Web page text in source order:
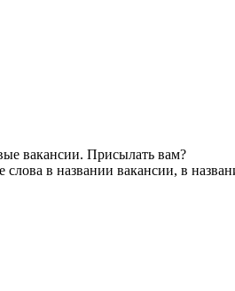
вакансии. Присылать вам?
слова в названии вакансии, в